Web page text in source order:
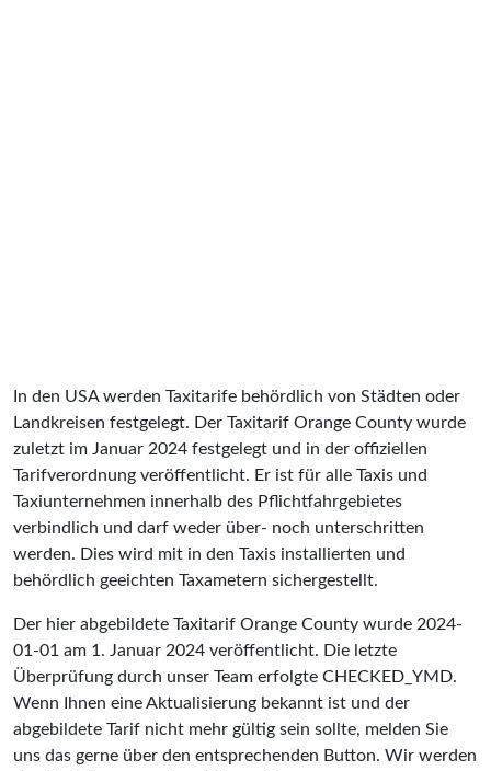
In den USA werden Taxitarife behördlich von Städten oder
Landkreisen festgelegt. Der Taxitarif Orange County wurde
zuletzt im Januar 2024 festgelegt und in der offiziellen
Tarifverordnung veröffentlicht. Er ist für alle Taxis und
Taxiunternehmen innerhalb des Pflichtfahrgebietes
verbindlich und darf weder über- noch unterschritten
werden. Dies wird mit in den Taxis installierten und
behördlich geeichten Taxametern sichergestellt.
Der hier abgebildete Taxitarif Orange County wurde 2024-
01-01 am 1. Januar 2024 veröffentlicht. Die letzte
Überprüfung durch unser Team erfolgte CHECKED_YMD.
Wenn Ihnen eine Aktualisierung bekannt ist und der
abgebildete Tarif nicht mehr gültig sein sollte, melden Sie
uns das gerne über den entsprechenden Button. Wir werden